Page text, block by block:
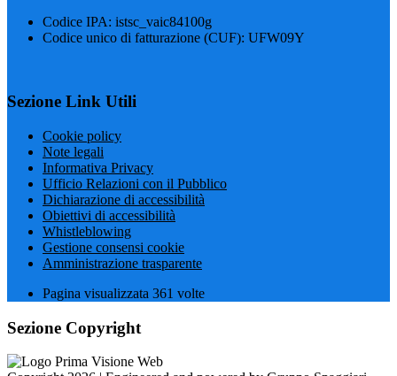
Codice IPA: istsc_vaic84100g
Codice unico di fatturazione (CUF): UFW09Y
Sezione Link Utili
Cookie policy
Note legali
Informativa Privacy
Ufficio Relazioni con il Pubblico
Dichiarazione di accessibilità
Obiettivi di accessibilità
Whistleblowing
Gestione consensi cookie
Amministrazione trasparente
Pagina visualizzata 361 volte
Sezione Copyright